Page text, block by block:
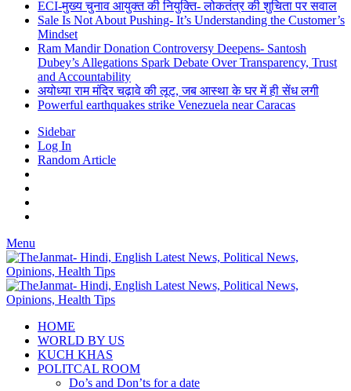
ECI-मुख्य चुनाव आयुक्त की नियुक्ति- लोकतंत्र की शुचिता पर सवाल
Sale Is Not About Pushing- It’s Understanding the Customer’s
Mindset
Ram Mandir Donation Controversy Deepens- Santosh
Dubey’s Allegations Spark Debate Over Transparency, Trust
and Accountability
अयोध्या राम मंदिर चढ़ावे की लूट, जब आस्था के घर में ही सेंध लगी
Powerful earthquakes strike Venezuela near Caracas
Sidebar
Log In
Random Article
Menu
HOME
WORLD BY US
KUCH KHAS
POLITCAL ROOM
Do’s and Don’ts for a date